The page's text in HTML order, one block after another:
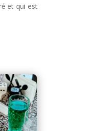
et qui est